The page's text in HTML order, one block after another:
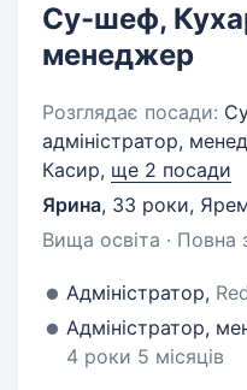
Су-шеф,
менеджер
Розглядає посади:
адміністратор,
Касир, ще 2 посади
Ярина, 33 роки,
Вища освіта · Повна
Адміністратор,
Адміністратор,
4 роки 5 місяців